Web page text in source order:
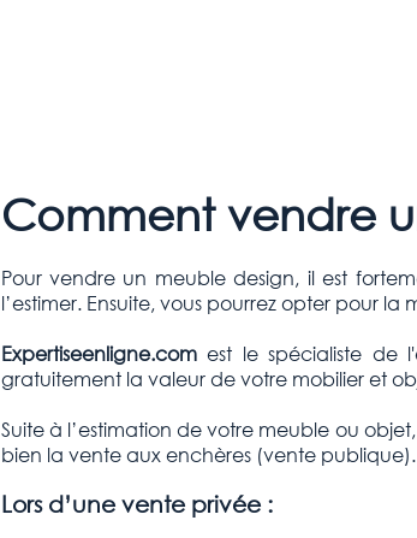
Comment vendre
Pour vendre un meuble design, il est
l’estimer. Ensuite, vous pourrez opter pour
Expertiseenligne.comest le spécialiste de
gratuitement la valeur de votre mobilier et
Suite à l’estimation de votre meuble ou
bien la vente aux enchères (vente publique).
Lors d’une vente privée :